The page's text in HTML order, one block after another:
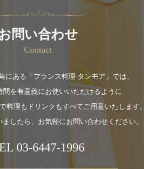
問い合わせ
Contact
にある「フランス料理 タンモア」では、
間を有意義にお使いいただけるように
料理もドリンクもすべてご用意いたします。
したら、お気軽にお問い合わせください。
03-6447-1996